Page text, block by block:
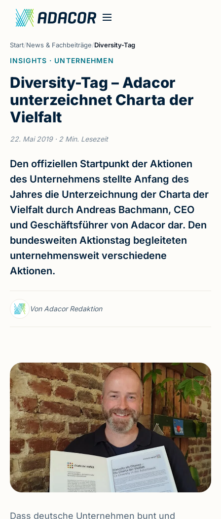
Start/News & Fachbeiträge/Diversity-Tag
INSIGHTS · UNTERNEHMEN
Diversity-Tag – Adacor
unterzeichnet Charta der
Vielfalt
22. Mai 2019· 2 Min. Lesezeit
Den offiziellen Startpunkt der Aktionen
des Unternehmens stellte Anfang des
Jahres die Unterzeichnung der Charta der
Vielfalt durch Andreas Bachmann, CEO
und Geschäftsführer von Adacor dar. Den
bundesweiten Aktionstag begleiteten
unternehmensweit verschiedene
Aktionen.
Von Adacor Redaktion
Dass deutsche Unternehmen bunt und